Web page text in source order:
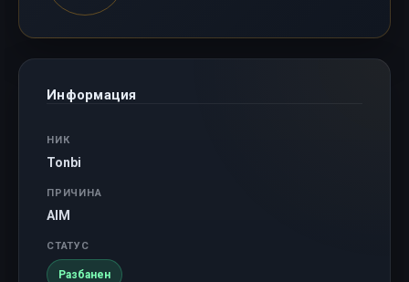
Информация
НИК
Tonbi
ПРИЧИНА
AIM
СТАТУС
Разбанен